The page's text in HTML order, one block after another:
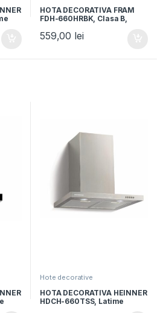
HOTA DECORATIVA FRAM
FDH-660HRBK, Clasa B,
absorbtie 589 m3/h,
Iluminare LED, Negru
559,00 lei
Hote decorative
HOTA DECORATIVA HEINNER
HDCH-660TSS, Latime